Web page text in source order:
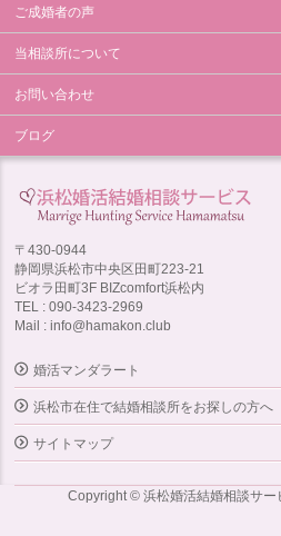
ご成婚者の声
当相談所について
お問い合わせ
ブログ
〒430-0944
静岡県浜松市中央区田町223-21
ビオラ田町3F BIZcomfort浜松内
TEL : 090-3423-2969
Mail : info@hamakon.club
婚活マンダラート
浜松市在住で結婚相談所をお探しの方へ
サイトマップ
Copyright © 浜松婚活結婚相談サ